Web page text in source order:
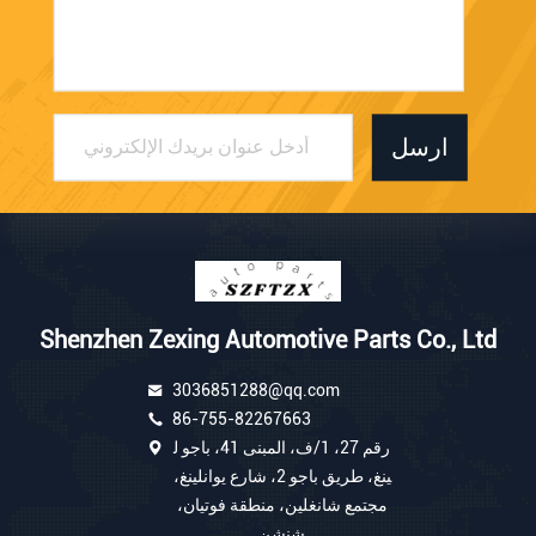
ارسل
Shenzhen Zexing Automotive Parts Co., Ltd
3036851288@qq.com
86-755-82267663
رقم 27، 1/ف، المبنى 41، باجو ل
ينغ، طريق باجو 2، شارع يوانلينغ،
مجتمع شانغلين، منطقة فوتيان،